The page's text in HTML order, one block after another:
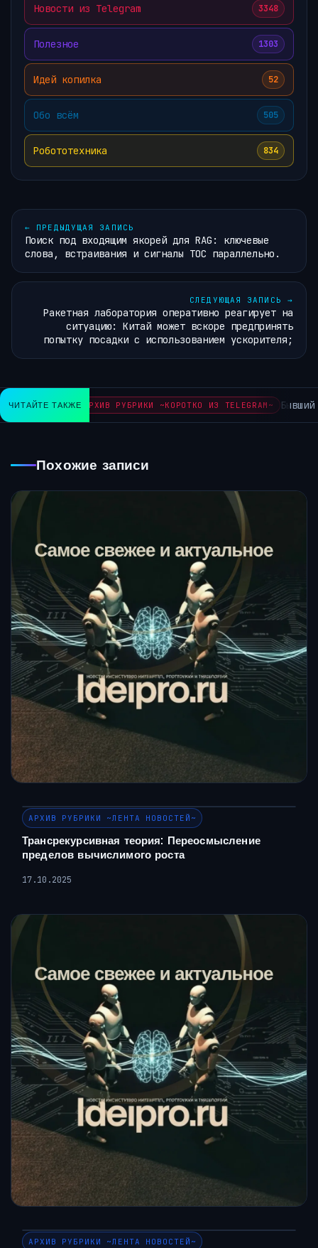
Новости из Telegram 3348
Полезное 1303
Идей копилка 52
Обо всём 505
Робототехника 834
← ПРЕДЫДУЩАЯ ЗАПИСЬ
Поиск под входящим якорей для RAG: ключевые
слова, встраивания и сигналы TOC параллельно.
СЛЕДУЮЩАЯ ЗАПИСЬ →
Ракетная лаборатория оперативно реагирует на
ситуацию: Китай может вскоре предпринять
попытку посадки с использованием ускорителя;
ЧИТАЙТЕ ТАКЖЕАРХИВ РУБРИКИ ~КОРОТКО ИЗ TELEGRAM~ Бывший
Похожие записи
АРХИВ РУБРИКИ ~ЛЕНТА НОВОСТЕЙ~
Трансрекурсивная теория: Переосмысление
пределов вычислимого роста
17.10.2025
АРХИВ РУБРИКИ ~ЛЕНТА НОВОСТЕЙ~